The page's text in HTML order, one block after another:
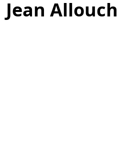
Jean Allouch